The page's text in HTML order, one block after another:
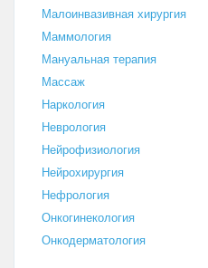
Малоинвазивная хирургия
Маммология
Мануальная терапия
Массаж
Наркология
Неврология
Нейрофизиология
Нейрохирургия
Нефрология
Онкогинекология
Онкодерматология